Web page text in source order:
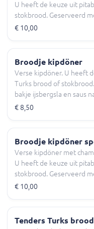
U heeft de keuze uit
stokbrood. Geserveerd
en saus naar keuze. 100%
€ 10,00
Broodje kipdöner
Verse kipdöner. U heeft
Turks brood of
bakje ijsbergsla en saus
€ 8,50
Broodje kipdöner
Verse kipdöner met
U heeft de keuze uit
stokbrood. Geserveerd
en saus naar keuze. 100%
€ 10,00
Tenders Turks brood